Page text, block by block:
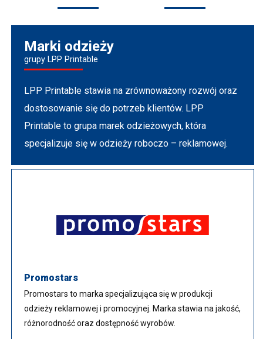
Marki odzieży
grupy LPP Printable
LPP Printable stawia na zrównoważony rozwój oraz
dostosowanie się do potrzeb klientów. LPP
Printable to grupa marek odzieżowych, która
specjalizuje się w odzieży roboczo – reklamowej.
Promostars
Promostars to marka specjalizująca się w produkcji
odzieży reklamowej i promocyjnej. Marka stawia na jakość,
różnorodność oraz dostępność wyrobów.